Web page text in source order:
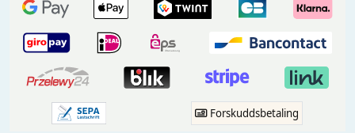
Forskuddsbetaling